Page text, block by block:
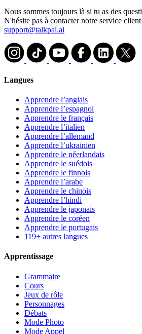
Nous sommes toujours là si tu as des
N'hésite pas à contacter notre service
support@talkpal.ai
Langues
Apprendre l’anglais
Apprendre l’espagnol
Apprendre le français
Apprendre l’italien
Apprendre l’allemand
Apprendre l’ukrainien
Apprendre le néerlandais
Apprendre le suédois
Apprendre le finnois
Apprendre l’arabe
Apprendre le chinois
Apprendre l’hindi
Apprendre le japonais
Apprendre le coréen
Apprendre le portugais
119+ autres langues
Apprentissage
Grammaire
Cours
Jeux de rôle
Personnages
Débats
Mode Photo
Mode Appel